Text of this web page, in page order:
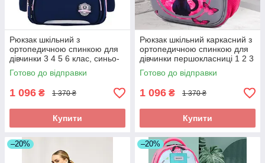
Рюкзак шкільний з
ортопедичною спинкою для
дівчинки 3 4 5 6 клас, синьо-
рожевий портфель до школи
Готово до відправки
1 096 ₴ 1 370 ₴
Купити
Рюкзак шкільний каркасний з
ортопедичною спинкою для
дівчинки першокласниці 1 2 3
клас, портфель до школи
Готово до відправки
1 096 ₴ 1 370 ₴
Купити
–20% –20%